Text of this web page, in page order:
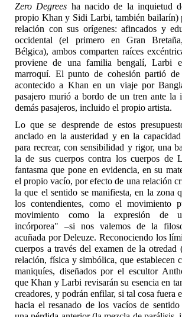
Zero Degrees ha nacido de la inquietud
propio Khan y Sidi Larbi, también bailarín)
relación con sus orígenes: afincados y
occidental (el primero en Gran
Bélgica), ambos comparten raíces
proviene de una familia bengalí, Larbi
marroquí. El punto de cohesión partió
acontecido a Khan en un viaje por
pasajero murió a bordo de un tren ante la
demás pasajeros, incluido el propio artista.
Lo que se desprende de estos
anclado en la austeridad y en la
para recrear, con sensibilidad y rigor, una
la de sus cuerpos contra los cuerpos de
fantasma que pone en evidencia, en su
el propio vacío, por efecto de una relación
la que el sentido se manifiesta, en la zona
los contendientes, como el movimiento
movimiento como la expresión de
incórporea" –si nos valemos de la
acuñada por Deleuze. Reconociendo los
cuerpos a través del examen de la otredad
relación, física y simbólica, que establecen
maniquíes, diseñados por el escultor
que Khan y Larbi revisarán su esencia en
creadores, y podrán enfilar, si tal cosa fuera
hacia el resanado de los vacíos de